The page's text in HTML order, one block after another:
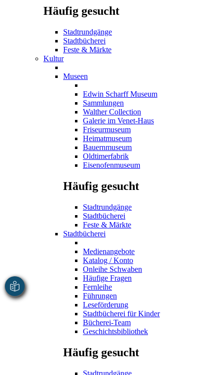
Häufig gesucht
Stadtrundgänge
Stadtbücherei
Feste & Märkte
Kultur
Museen
Edwin Scharff Museum
Sammlungen
Walther Collection
Galerie im Venet-Haus
Friseurmuseum
Heimatmuseum
Bauernmuseum
Oldtimerfabrik
Eisenofenmuseum
Häufig gesucht
Stadtrundgänge
Stadtbücherei
Feste & Märkte
Stadtbücherei
Medienangebote
Katalog / Konto
Onleihe Schwaben
Häufige Fragen
Fernleihe
Führungen
Leseförderung
Stadtbücherei für Kinder
Bücherei-Team
Geschichtsbibliothek
Häufig gesucht
Stadtrundgänge